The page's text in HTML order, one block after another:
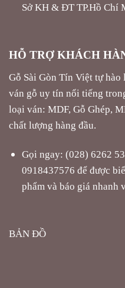
Sở KH & ĐT TP.Hồ Chí
HỖ TRỢ KHÁCH
Gỗ Sài Gòn Tín Việt tự
ván gỗ uy tín nổi tiếng
loại ván: MDF, Gỗ Ghép,
chất lượng hàng đầu.
Gọi ngay: (028) 6262
0918437576 để được
phẩm và báo giá nhanh
BẢN ĐỒ